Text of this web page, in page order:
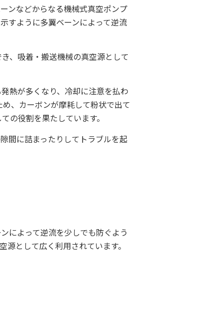
ンなどからなる機械式真空ポンプ
すように多翼ベーンによって逆流
、吸着・搬送機械の真空源として
熱が多くなり、冷却に注意を払わ
、カーボンが摩耗して粉状で出て
の役割を果たしています。
間に詰まったりしてトラブルを起
によって逆流を少しでも防ぐよう
として広く利用されています。